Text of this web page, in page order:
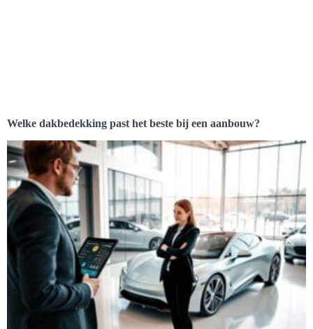
Welke dakbedekking past het beste bij een aanbouw?